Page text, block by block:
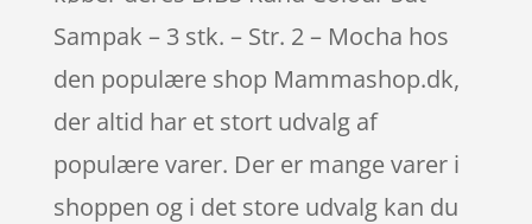
Sampak – 3 stk. – Str. 2 – Mocha hos
den populære shop Mammashop.dk,
der altid har et stort udvalg af
populære varer. Der er mange varer i
shoppen og i det store udvalg kan du